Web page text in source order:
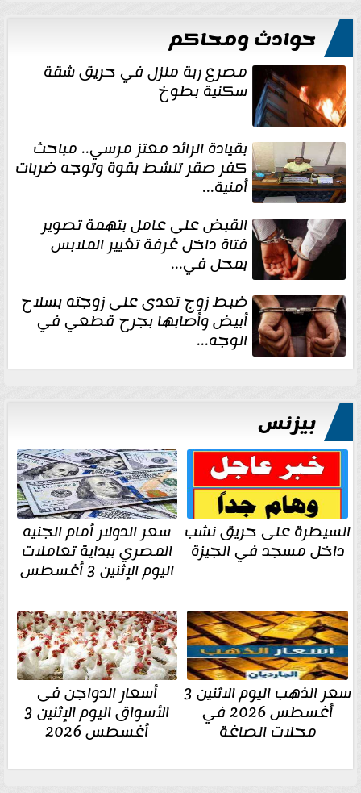
حوادث ومحاكم
مصرع ربة منزل في حريق شقة
سكنية بطوخ
بقيادة الرائد معتز مرسي.. مباحث
كفر صقر تنشط بقوة وتوجه ضربات
أمنية...
القبض على عامل بتهمة تصوير
فتاة داخل غرفة تغيير الملابس
بمحل في...
ضبط زوج تعدى على زوجته بسلاح
أبيض وأصابها بجرح قطعي في
الوجه...
بيزنس
السيطرة على حريق نشب
داخل مسجد في الجيزة
سعر الدولار أمام الجنيه
المصري ببداية تعاملات
اليوم الإثنين 3 أغسطس
سعر الذهب اليوم الاثنين 3
أغسطس 2026 في
محلات الصاغة
أسعار الدواجن فى
الأسواق اليوم الإثنين 3
أغسطس 2026